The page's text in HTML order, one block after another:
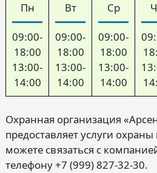
Пн
09:00-
18:00
13:00-
14:00
Вт
09:00-
18:00
13:00-
14:00
Ср
09:00-
18:00
13:00-
14:00
Охранная организация
предоставляет услуги
можете связаться с
телефону +7 (999) 827-32-30.